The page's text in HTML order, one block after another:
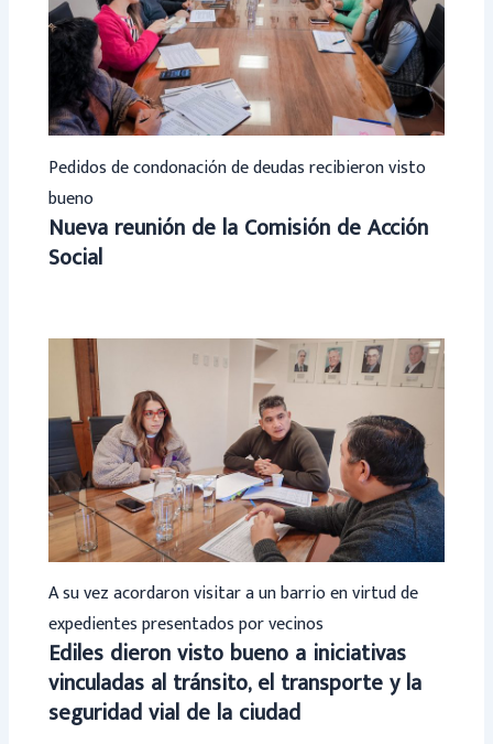
Pedidos de condonación de deudas recibieron visto
bueno
Nueva reunión de la Comisión de Acción
Social
A su vez acordaron visitar a un barrio en virtud de
expedientes presentados por vecinos
Ediles dieron visto bueno a iniciativas
vinculadas al tránsito, el transporte y la
seguridad vial de la ciudad